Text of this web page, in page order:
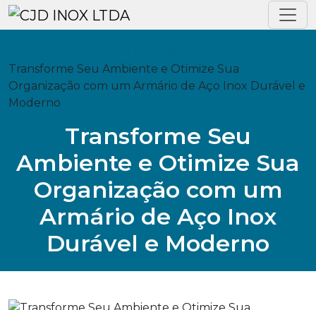
Transforme Seu Ambiente e Otimize Sua
Organização com um Armário de Aço Inox Durável e
Moderno
Transforme Seu
Ambiente e Otimize Sua
Organização com um
Armário de Aço Inox
Durável e Moderno